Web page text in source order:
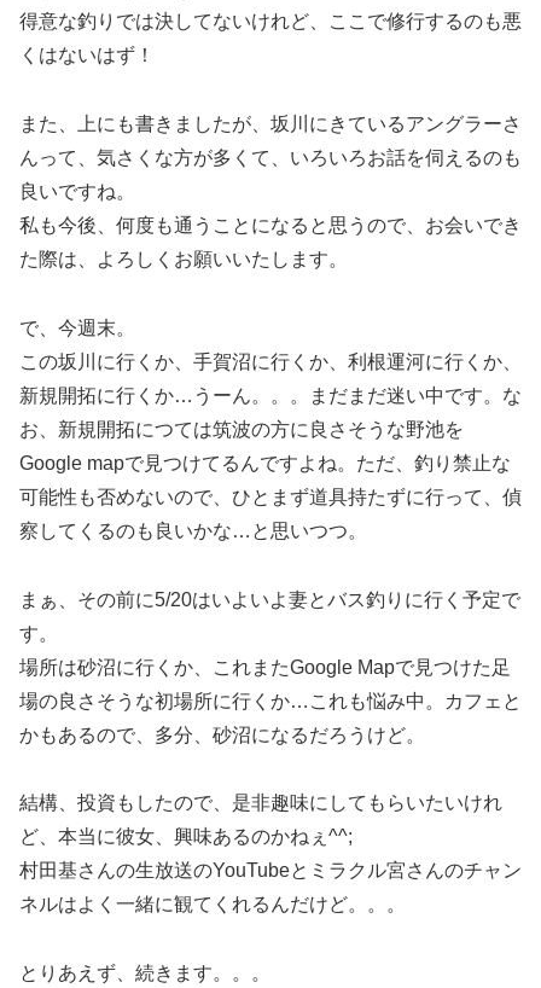
得意な釣りでは決してないけれど、ここで修行するのも悪
くはないはず！
また、上にも書きましたが、坂川にきているアングラーさ
んって、気さくな方が多くて、いろいろお話を伺えるのも
良いですね。
私も今後、何度も通うことになると思うので、お会いでき
た際は、よろしくお願いいたします。
で、今週末。
この坂川に行くか、手賀沼に行くか、利根運河に行くか、
新規開拓に行くか…うーん。。。まだまだ迷い中です。な
お、新規開拓につては筑波の方に良さそうな野池を
Google mapで見つけてるんですよね。ただ、釣り禁止な
可能性も否めないので、ひとまず道具持たずに行って、偵
察してくるのも良いかな…と思いつつ。
まぁ、その前に5/20はいよいよ妻とバス釣りに行く予定で
す。
場所は砂沼に行くか、これまたGoogle Mapで見つけた足
場の良さそうな初場所に行くか…これも悩み中。カフェと
かもあるので、多分、砂沼になるだろうけど。
結構、投資もしたので、是非趣味にしてもらいたいけれ
ど、本当に彼女、興味あるのかねぇ^^;
村田基さんの生放送のYouTubeとミラクル宮さんのチャン
ネルはよく一緒に観てくれるんだけど。。。
とりあえず、続きます。。。